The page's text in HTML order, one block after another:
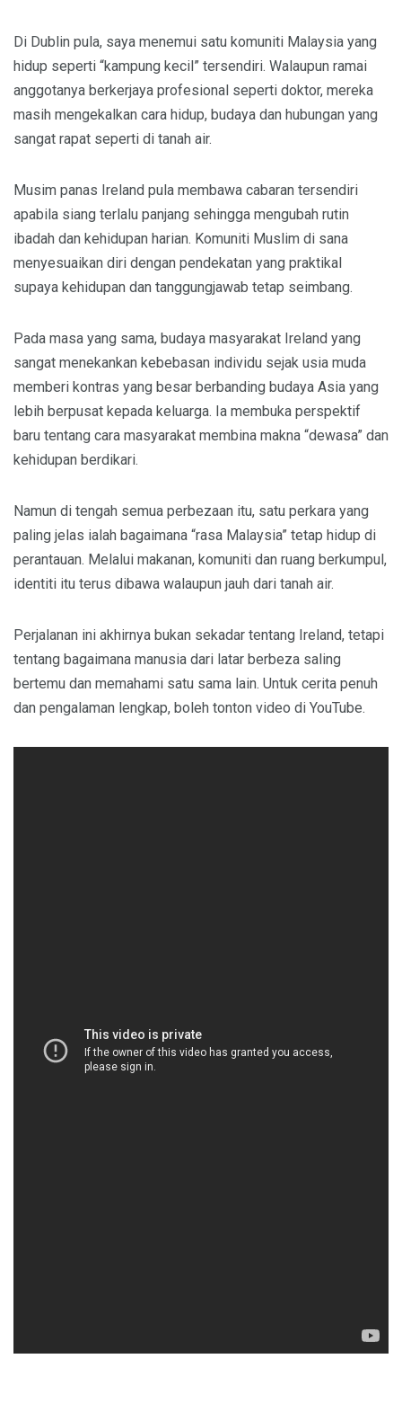
Di Dublin pula, saya menemui satu komuniti Malaysia yang
hidup seperti “kampung kecil” tersendiri. Walaupun ramai
anggotanya berkerjaya profesional seperti doktor, mereka
masih mengekalkan cara hidup, budaya dan hubungan yang
sangat rapat seperti di tanah air.
Musim panas Ireland pula membawa cabaran tersendiri
apabila siang terlalu panjang sehingga mengubah rutin
ibadah dan kehidupan harian. Komuniti Muslim di sana
menyesuaikan diri dengan pendekatan yang praktikal
supaya kehidupan dan tanggungjawab tetap seimbang.
Pada masa yang sama, budaya masyarakat Ireland yang
sangat menekankan kebebasan individu sejak usia muda
memberi kontras yang besar berbanding budaya Asia yang
lebih berpusat kepada keluarga. Ia membuka perspektif
baru tentang cara masyarakat membina makna “dewasa” dan
kehidupan berdikari.
Namun di tengah semua perbezaan itu, satu perkara yang
paling jelas ialah bagaimana “rasa Malaysia” tetap hidup di
perantauan. Melalui makanan, komuniti dan ruang berkumpul,
identiti itu terus dibawa walaupun jauh dari tanah air.
Perjalanan ini akhirnya bukan sekadar tentang Ireland, tetapi
tentang bagaimana manusia dari latar berbeza saling
bertemu dan memahami satu sama lain. Untuk cerita penuh
dan pengalaman lengkap, boleh tonton video di YouTube.